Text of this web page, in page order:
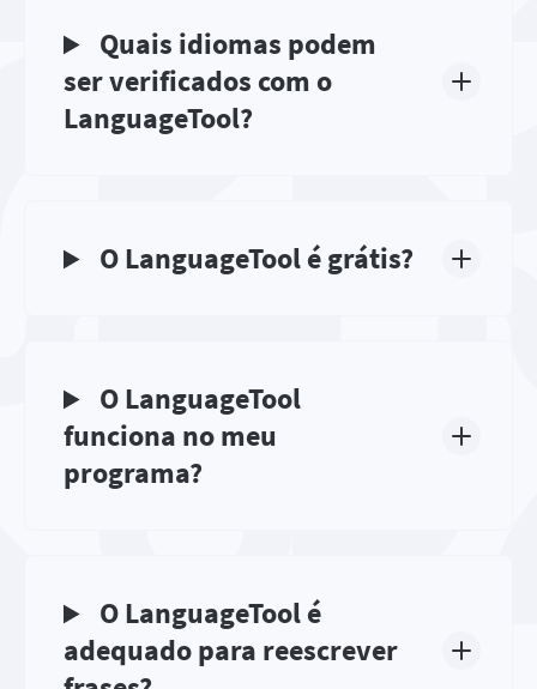
Quais idiomas podem
ser verificados com o
LanguageTool?
O LanguageTool é grátis?
O LanguageTool
funciona no meu
programa?
O LanguageTool é
adequado para reescrever